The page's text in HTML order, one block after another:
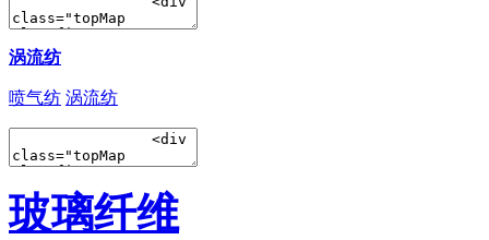
涡流纺
喷气纺 涡流纺
玻璃纤维